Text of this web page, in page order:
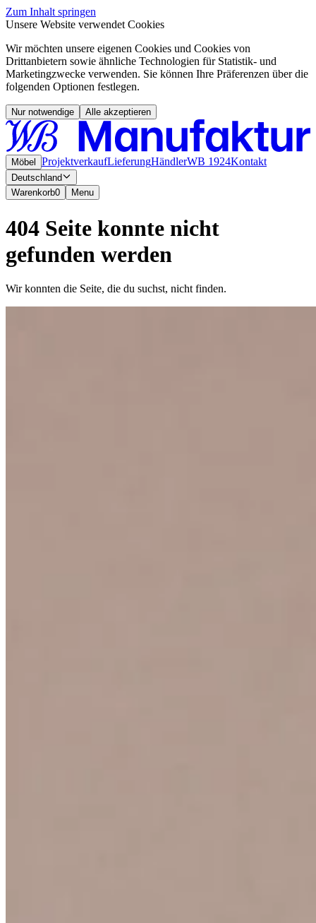
Zum Inhalt springen
Unsere Website verwendet Cookies
Wir möchten unsere eigenen Cookies und Cookies von
Drittanbietern sowie ähnliche Technologien für Statistik- und
Marketingzwecke verwenden. Sie können Ihre Präferenzen über die
folgenden Optionen festlegen.
Nur notwendige Alle akzeptieren
Möbel ProjektverkaufLieferungHändlerWB 1924Kontakt
Deutschland
Warenkorb0 Menu
404 Seite konnte nicht
gefunden werden
Wir konnten die Seite, die du suchst, nicht finden.